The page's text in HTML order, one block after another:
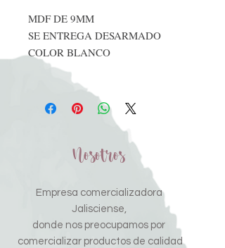
MDF DE 9MM
SE ENTREGA DESARMADO
COLOR BLANCO
Nosotros
Empresa comercializadora
Jalisciense,
donde nos preocupamos por
comercializar productos de calidad